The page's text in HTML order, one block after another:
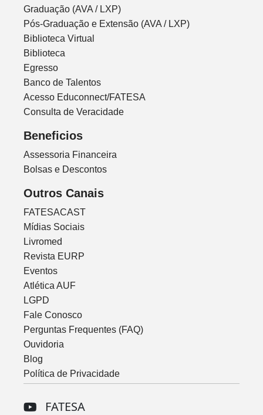
Graduação (AVA / LXP)
Pós-Graduação e Extensão (AVA / LXP)
Biblioteca Virtual
Biblioteca
Egresso
Banco de Talentos
Acesso Educonnect/FATESA
Consulta de Veracidade
Beneficios
Assessoria Financeira
Bolsas e Descontos
Outros Canais
FATESACAST
Mídias Sociais
Livromed
Revista EURP
Eventos
Atlética AUF
LGPD
Fale Conosco
Perguntas Frequentes (FAQ)
Ouvidoria
Blog
Política de Privacidade
FATESA